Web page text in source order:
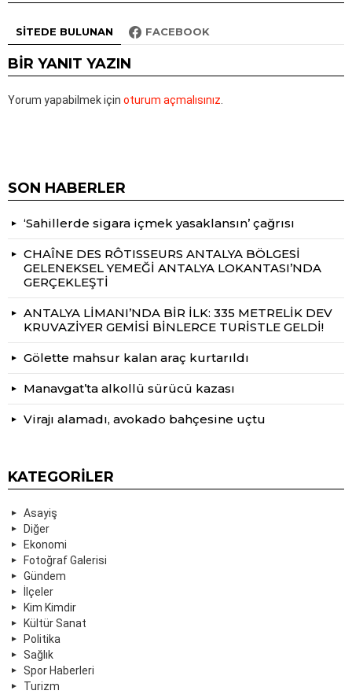
SITEDE BULUNAN FACEBOOK
BIR YANIT YAZIN
Yorum yapabilmek için oturum açmalısınız
SON HABERLER
‘Sahillerde sigara içmek yasaklansın’ çağrısı
CHAÎNE DES RÔTISSEURS ANTALYA BÖLGESİ
GELENEKSEL YEMEĞİ ANTALYA LOKANTASI’NDA
GERÇEKLEŞTİ
ANTALYA LİMANI’NDA BİR İLK: 335 METRELİK DEV
KRUVAZİYER GEMİSİ BİNLERCE TURİSTLE GELDİ!
Gölette mahsur kalan araç kurtarıldı
Manavgat’ta alkollü sürücü kazası
Virajı alamadı, avokado bahçesine uçtu
KATEGORILER
Asayiş
Diğer
Ekonomi
Fotoğraf Galerisi
Gündem
İlçeler
Kim Kimdir
Kültür Sanat
Politika
Sağlık
Spor Haberleri
Turizm